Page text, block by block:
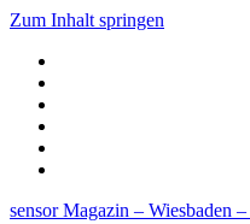
Zum Inhalt springen
sensor Magazin – Wiesbaden